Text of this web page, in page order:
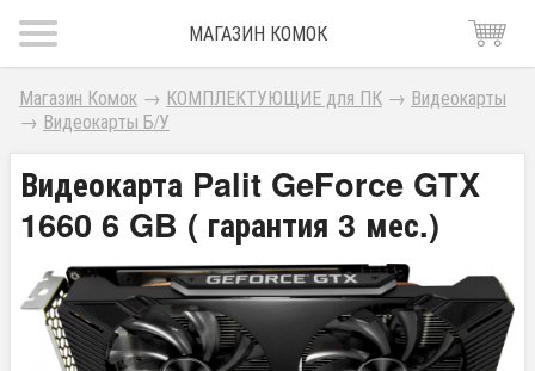
МАГАЗИН КОМОК
Магазин Комок → КОМПЛЕКТУЮЩИЕ для ПК → Видеокарты
→ Видеокарты Б/У
Видеокарта Palit GeForce GTX
1660 6 GB ( гарантия 3 мес.)